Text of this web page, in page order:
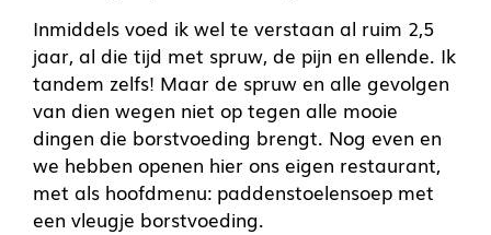
Inmiddels voed ik wel te verstaan al ruim 2,5
jaar, al die tijd met spruw, de pijn en ellende. Ik
tandem zelfs! Maar de spruw en alle gevolgen
van dien wegen niet op tegen alle mooie
dingen die borstvoeding brengt. Nog even en
we hebben openen hier ons eigen restaurant,
met als hoofdmenu: paddenstoelensoep met
een vleugje borstvoeding.